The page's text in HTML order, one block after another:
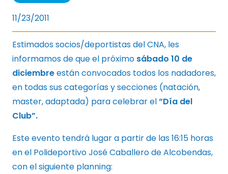
11/23/2011
Estimados socios/deportistas del CNA, les
informamos de que el próximo sábado 10 de
diciembreestán convocados todos los nadadores,
en todas sus categorías y secciones (natación,
master, adaptada) para celebrar el“Día del
Club”.
Este evento tendrá lugar a partir de las 16:15 horas
en el Polideportivo José Caballero de Alcobendas,
con el siguiente planning: